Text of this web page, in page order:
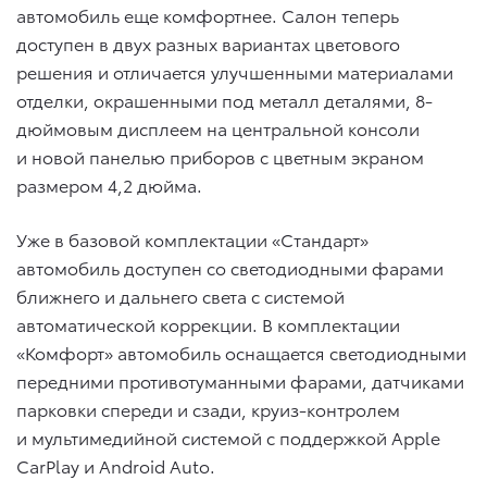
автомобиль еще комфортнее. Салон теперь
доступен в двух разных вариантах цветового
решения и отличается улучшенными материалами
отделки, окрашенными под металл деталями, 8-
дюймовым дисплеем на центральной консоли
и новой панелью приборов с цветным экраном
размером 4,2 дюйма.
Уже в базовой комплектации «Стандарт»
автомобиль доступен со светодиодными фарами
ближнего и дальнего света с системой
автоматической коррекции. В комплектации
«Комфорт» автомобиль оснащается светодиодными
передними противотуманными фарами, датчиками
парковки спереди и сзади, круиз-контролем
и мультимедийной системой с поддержкой Apple
CarPlay и Android Auto.